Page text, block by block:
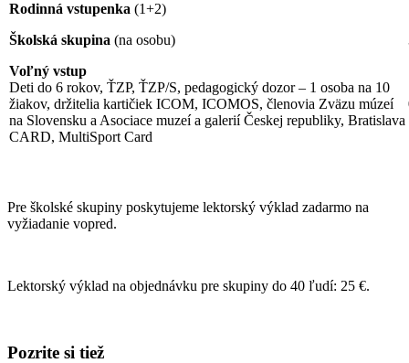
Rodinná vstupenka (1+2)
Školská skupina (na osobu)
Voľný vstup
Deti do 6 rokov, ŤZP, ŤZP/S, pedagogický dozor – 1 osoba na 10
žiakov, držitelia kartičiek ICOM, ICOMOS, členovia Zväzu múzeí
na Slovensku a Asociace muzeí a galerií Českej republiky, Bratislava
CARD, MultiSport Card
Pre školské skupiny poskytujeme lektorský výklad zadarmo na
vyžiadanie vopred.
Lektorský výklad na objednávku pre skupiny do 40 ľudí: 25 €.
Pozrite si tiež